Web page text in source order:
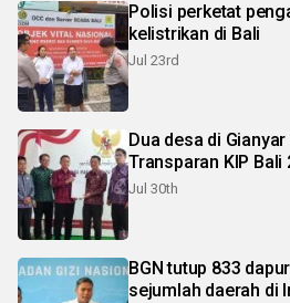
Polisi perketat
kelistrikan di Bali
Jul 23rd
Dua desa di
Transparan KIP Bali
Jul 30th
BGN tutup 833
sejumlah daerah di